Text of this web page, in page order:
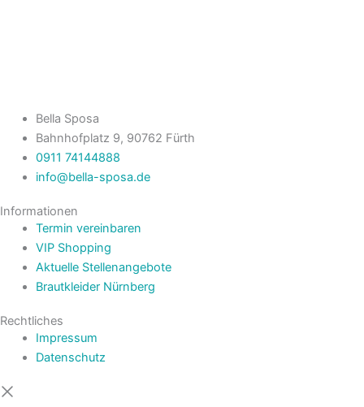
Bella Sposa
Bahnhofplatz 9, 90762 Fürth
0911 74144888
info@bella-sposa.de
Informationen
Termin vereinbaren
VIP Shopping
Aktuelle Stellenangebote
Brautkleider Nürnberg
Rechtliches
Impressum
Datenschutz